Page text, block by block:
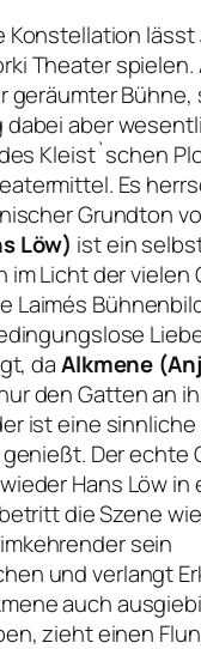
Konstellation lässt
Theater spielen.
geräumter
dabei aber
Kleist`schen
Es
Grundton
Löw) ist ein
im Licht der vielen
Laimés
daAlkmene
den Gatten an
ist eine sinnliche
Der echte
Hans Löw in
die Szene
sein
und verlangt
auch
zieht einen